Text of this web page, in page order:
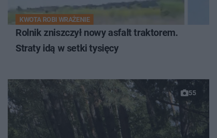
KWOTA ROBI WRAŻENIE
Rolnik zniszczył nowy asfalt traktorem.
Straty idą w setki tysięcy
55